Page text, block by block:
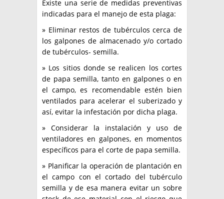
Existe una serie de medidas preventivas
indicadas para el manejo de esta plaga:
» Eliminar restos de tubérculos cerca de
los galpones de almacenado y/o cortado
de tubérculos- semilla.
» Los sitios donde se realicen los cortes
de papa semilla, tanto en galpones o en
el campo, es recomendable estén bien
ventilados para acelerar el suberizado y
así, evitar la infestación por dicha plaga.
» Considerar la instalación y uso de
ventiladores en galpones, en momentos
específicos para el corte de papa semilla.
» Planificar la operación de plantación en
el campo con el cortado del tubérculo
semilla y de esa manera evitar un sobre